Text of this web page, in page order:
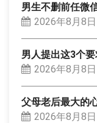
男生不删前任微
2026年8月8日
男人提出这3个
2026年8月8日
父母老后最大的
2026年8月8日